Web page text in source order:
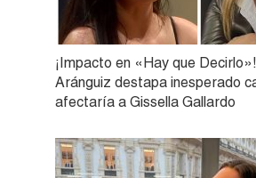
¡Impacto en «Hay que
Aránguiz destapa inesperado
afectaría a Gissella Gallardo